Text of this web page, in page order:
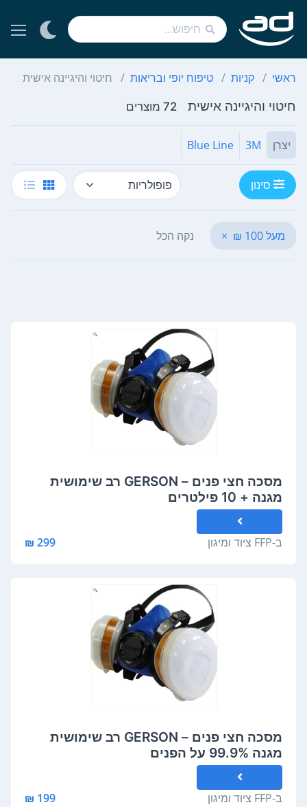
ראשי קניות טיפוח יופי ובריאות חיטוי והיגיינה אישית
חיטוי והיגיינה אישית 72 מוצרים
יצרן 3M
Blue Line
סינון
מעל 100 ₪ × נקה הכל
מסכה חצי פנים – GERSON רב שימושית
מגנה + 10 פילטרים
ב-FFP ציוד ומיגון 299 ₪
מסכה חצי פנים – GERSON רב שימושית
מגנה 99.9% על הפנים
ב-FFP ציוד ומיגון 199 ₪